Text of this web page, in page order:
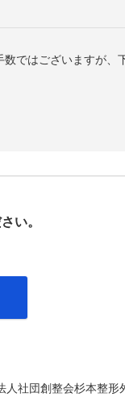
ではございますが、
い。
人社団創整会杉本整形